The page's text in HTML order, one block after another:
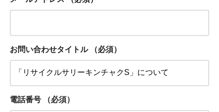
お問い合わせタイトル （必須）
電話番号 （必須）